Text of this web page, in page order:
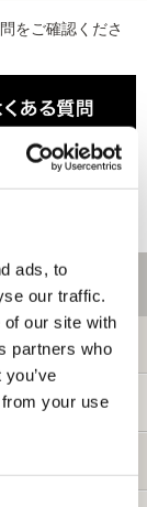
ads, to
our traffic.
our site with
partners who
your use
をご確認くださ